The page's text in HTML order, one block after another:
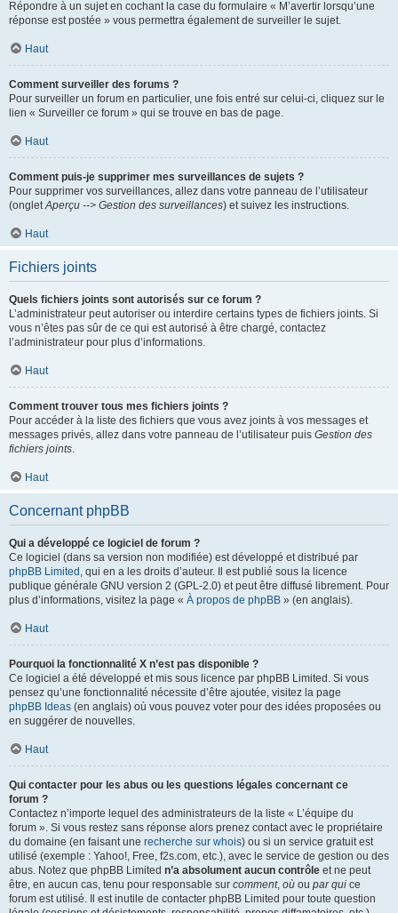
Répondre à un sujet en cochant la case du formulaire « M’avertir lorsqu’une
réponse est postée » vous permettra également de surveiller le sujet.
Haut
Comment surveiller des forums ?
Pour surveiller un forum en particulier, une fois entré sur celui-ci, cliquez sur le
lien « Surveiller ce forum » qui se trouve en bas de page.
Haut
Comment puis-je supprimer mes surveillances de sujets ?
Pour supprimer vos surveillances, allez dans votre panneau de l’utilisateur
(ongletAperçu --> Gestion des surveillances) et suivez les instructions.
Haut
Fichiers joints
Quels fichiers joints sont autorisés sur ce forum ?
L’administrateur peut autoriser ou interdire certains types de fichiers joints. Si
vous n’êtes pas sûr de ce qui est autorisé à être chargé, contactez
l’administrateur pour plus d’informations.
Haut
Comment trouver tous mes fichiers joints ?
Pour accéder à la liste des fichiers que vous avez joints à vos messages et
messages privés, allez dans votre panneau de l’utilisateur puis Gestion des
fichiers joints.
Haut
Concernant phpBB
Qui a développé ce logiciel de forum ?
Ce logiciel (dans sa version non modifiée) est développé et distribué par
phpBB Limited , qui en a les droits d’auteur. Il est publié sous la licence
publique générale GNU version 2 (GPL-2.0) et peut être diffusé librement. Pour
plus d’informations, visitez la page « À propos de phpBB » (en anglais).
Haut
Pourquoi la fonctionnalité X n’est pas disponible ?
Ce logiciel a été développé et mis sous licence par phpBB Limited. Si vous
pensez qu’une fonctionnalité nécessite d’être ajoutée, visitez la page
phpBB Ideas (en anglais) où vous pouvez voter pour des idées proposées ou
en suggérer de nouvelles.
Haut
Qui contacter pour les abus ou les questions légales concernant ce
forum ?
Contactez n’importe lequel des administrateurs de la liste « L’équipe du
forum ». Si vous restez sans réponse alors prenez contact avec le propriétaire
du domaine (en faisant une recherche sur whois) ou si un service gratuit est
utilisé (exemple : Yahoo!, Free, f2s.com, etc.), avec le service de gestion ou des
abus. Notez que phpBB Limited n’a absolument aucun contrôle et ne peut
être, en aucun cas, tenu pour responsable sur comment, où ou par qui ce
forum est utilisé. Il est inutile de contacter phpBB Limited pour toute question